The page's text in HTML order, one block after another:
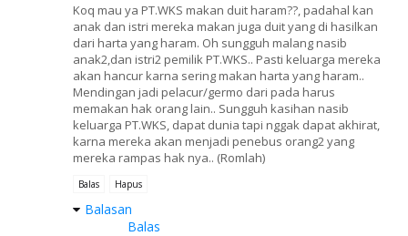
Koq mau ya PT.WKS makan duit haram??, padahal kan
anak dan istri mereka makan juga duit yang di hasilkan
dari harta yang haram. Oh sungguh malang nasib
anak2,dan istri2 pemilik PT.WKS.. Pasti keluarga mereka
akan hancur karna sering makan harta yang haram..
Mendingan jadi pelacur/germo dari pada harus
memakan hak orang lain.. Sungguh kasihan nasib
keluarga PT.WKS, dapat dunia tapi nggak dapat akhirat,
karna mereka akan menjadi penebus orang2 yang
mereka rampas hak nya.. (Romlah)
Balas Hapus
Balasan
Balas